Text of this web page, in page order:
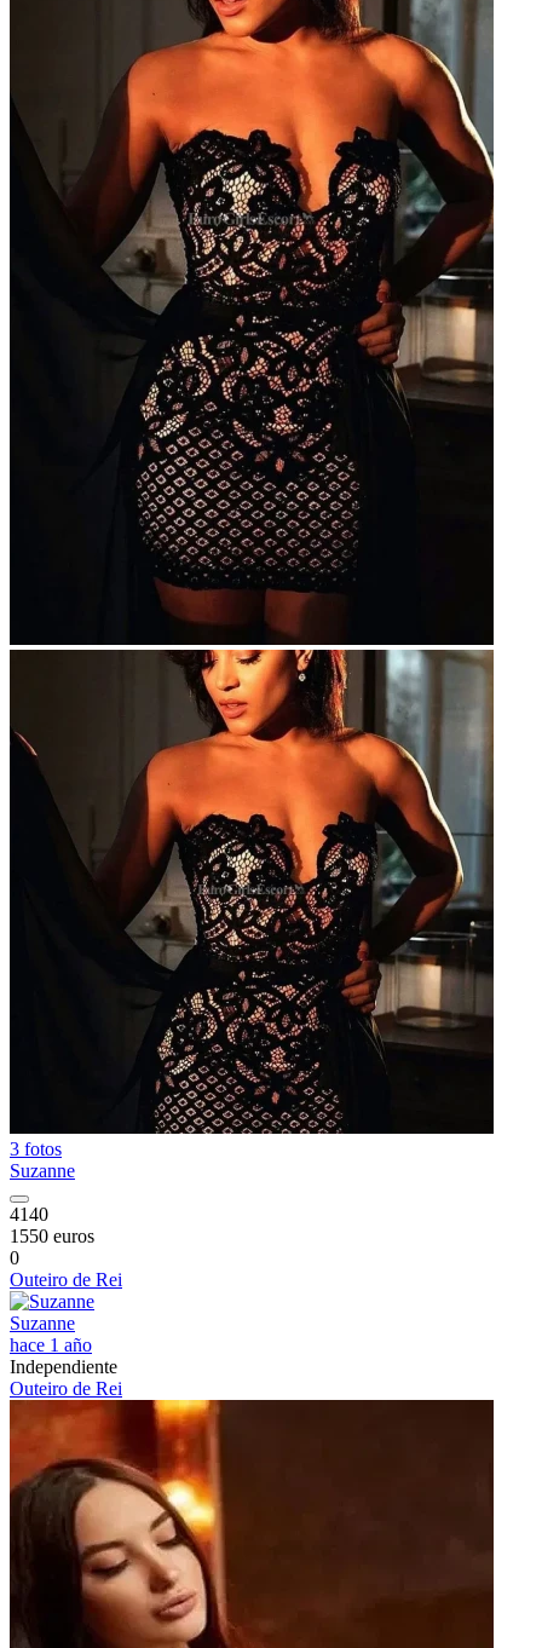
3 fotos
Suzanne
4140
1550 euros
0
Outeiro de Rei
Suzanne
hace 1 año
Independiente
Outeiro de Rei